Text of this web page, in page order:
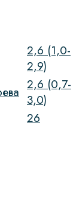
2,6 (1,0-
2,9)
2,6 (0,7-
3,0)
26